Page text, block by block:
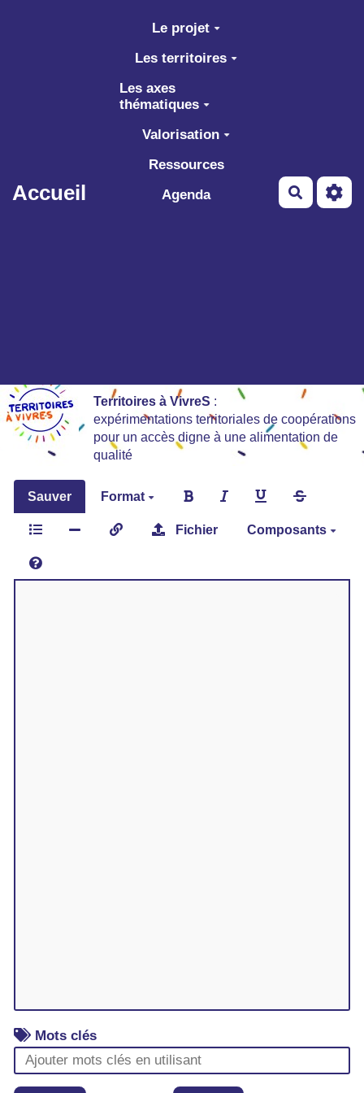
Aller au contenu principal
Accueil
Le projet
Les territoires
Les axes
thématiques
Valorisation
Ressources
Agenda
Territoires à VivreS :
expérimentations territoriales de coopérations
pour un accès digne à une alimentation de
qualité
Sauver Format
Fichier Composants
Mots clés